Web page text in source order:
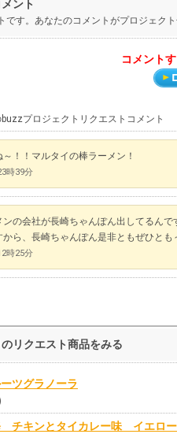
ント
です。あなたのコメントがプロジェク
コメント
プロジェクトリクエストコメント
！！マルタイの棒ラーメン！
時39分
ンの会社が長崎ちゃんぽん出してるん
から、長崎ちゃんぽん是非ともぜひとも
時25分
リクエスト商品をみる
ツグラノーラ
キンとタイカレー味 イエロー